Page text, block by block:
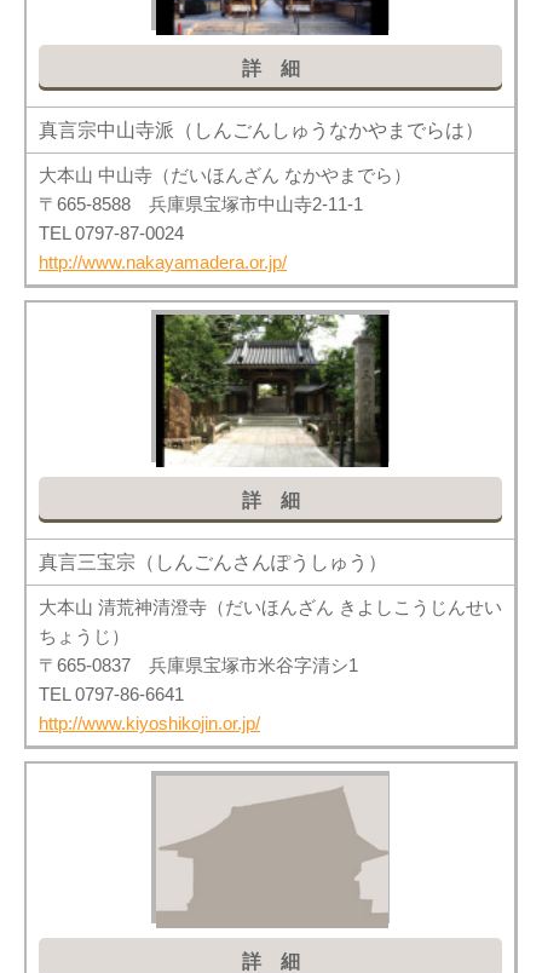
詳細
真言宗中山寺派（しんごんしゅうなかやまでらは）
大本山 中山寺（だいほんざん なかやまでら）
〒665-8588 兵庫県宝塚市中山寺2-11-1
TEL 0797-87-0024
http://www.nakayamadera.or.jp/
詳細
真言三宝宗（しんごんさんぽうしゅう）
大本山 清荒神清澄寺（だいほんざん きよしこうじんせい
ちょうじ）
〒665-0837 兵庫県宝塚市米谷字清シ1
TEL 0797-86-6641
http://www.kiyoshikojin.or.jp/
詳細